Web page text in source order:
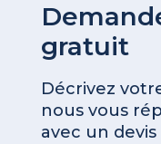
gratuit
Décrivez
nous vous
avec un